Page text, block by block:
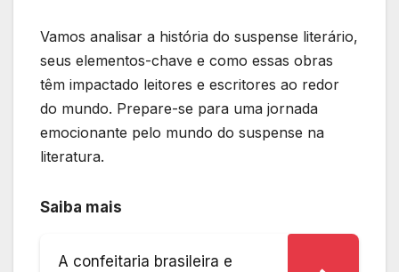
Vamos analisar a história do suspense literário,
seus elementos-chave e como essas obras
têm impactado leitores e escritores ao redor
do mundo. Prepare-se para uma jornada
emocionante pelo mundo do suspense na
literatura.
Saiba mais
A confeitaria brasileira e